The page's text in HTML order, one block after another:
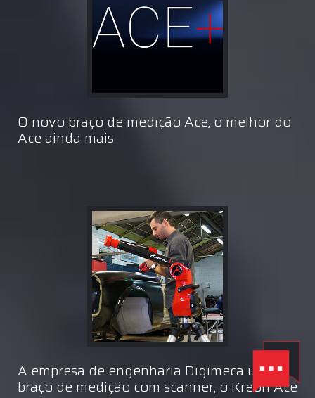
O novo braço de medição Ace, o melhor do
Ace ainda mais
A empresa de engenharia Digimeca um
braço de medição com scanner, o Kreon Ace